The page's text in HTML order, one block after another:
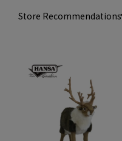
Store Recommendations